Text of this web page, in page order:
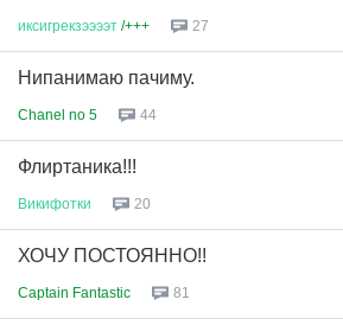
иксигрекзээээт /+++ 27
Нипанимаю пачиму.
Chanel no 5 44
Флиртаника!!!
Викифотки 20
ХОЧУ ПОСТОЯННО!!
Captain Fantastic 81